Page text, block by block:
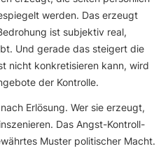
werden. Das erzeugt
ist subjektiv real,
Und gerade das steigert die
nicht konkretisieren kann, wird
der Kontrolle.
Erlösung. Wer sie erzeugt,
Das Angst-Kontroll-
Muster politischer Macht.